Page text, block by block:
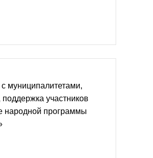
муниципалитетами,
участников
народной программы